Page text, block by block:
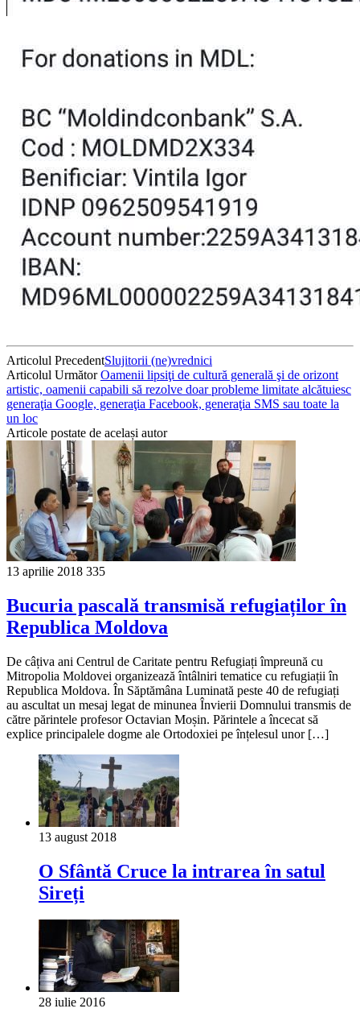
Articolul PrecedentSlujitorii (ne)vrednici
Articolul UrmătorOamenii lipsiţi de cultură generală şi de orizont
artistic, oamenii capabili să rezolve doar probleme limitate alcătuiesc
generaţia Google, generaţia Facebook, generaţia SMS sau toate la
un loc
Articole postate de același autor
13 aprilie 2018 335
Bucuria pascală transmisă refugiaților în
Republica Moldova
De câțiva ani Centrul de Caritate pentru Refugiați împreună cu
Mitropolia Moldovei organizează întâlniri tematice cu refugiații în
Republica Moldova. În Săptămâna Luminată peste 40 de refugiați
au ascultat un mesaj legat de minunea Învierii Domnului transmis de
către părintele profesor Octavian Moșin. Părintele a încecat să
explice principalele dogme ale Ortodoxiei pe înțelesul unor […]
13 august 2018
O Sfântă Cruce la intrarea în satul
Sireți
28 iulie 2016